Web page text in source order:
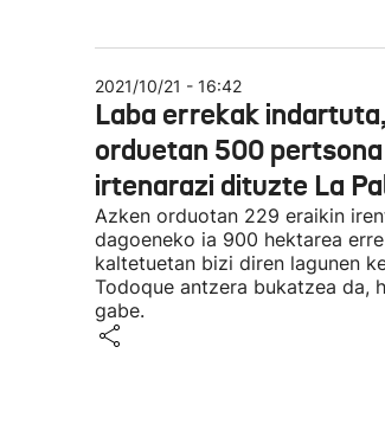
2021/10/21 - 16:42
Laba errekak
orduetan 500
irtenarazi dituzte La
Azken orduotan 229 eraikin
dagoeneko ia 900 hektarea
kaltetuetan bizi diren lagunen
Todoque antzera bukatzea da,
gabe.